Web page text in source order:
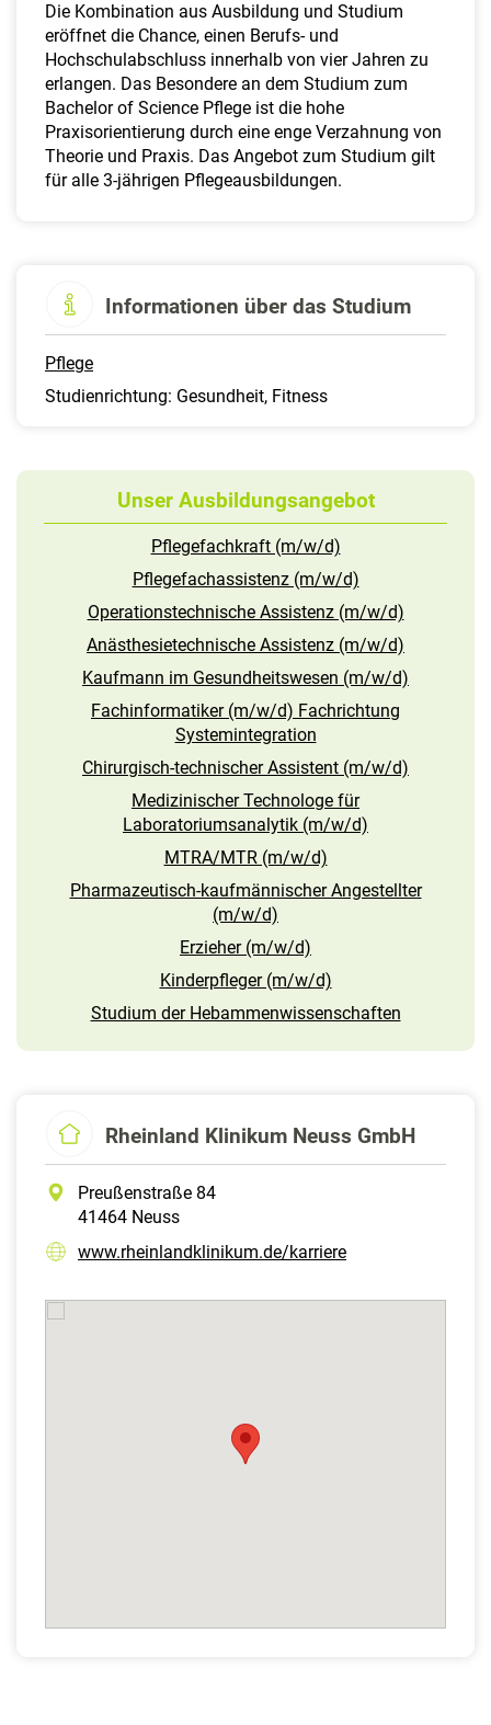
Die Kombination aus Ausbildung und Studium
eröffnet die Chance, einen Berufs- und
Hochschulabschluss innerhalb von vier Jahren zu
erlangen. Das Besondere an dem Studium zum
Bachelor of Science Pflege ist die hohe
Praxisorientierung durch eine enge Verzahnung von
Theorie und Praxis. Das Angebot zum Studium gilt
für alle 3-jährigen Pflegeausbildungen.
Informationen über das Studium
Pflege
Studienrichtung: Gesundheit, Fitness
Unser Ausbildungsangebot
Pflegefachkraft (m/w/d)
Pflegefachassistenz (m/w/d)
Operationstechnische Assistenz (m/w/d)
Anästhesietechnische Assistenz (m/w/d)
Kaufmann im Gesundheitswesen (m/w/d)
Fachinformatiker (m/w/d) Fachrichtung
Systemintegration
Chirurgisch-technischer Assistent (m/w/d)
Medizinischer Technologe für
Laboratoriumsanalytik (m/w/d)
MTRA/MTR (m/w/d)
Pharmazeutisch-kaufmännischer Angestellter
(m/w/d)
Erzieher (m/w/d)
Kinderpfleger (m/w/d)
Studium der Hebammenwissenschaften
Rheinland Klinikum Neuss GmbH
Preußenstraße 84
41464 Neuss
www.rheinlandklinikum.de/karriere